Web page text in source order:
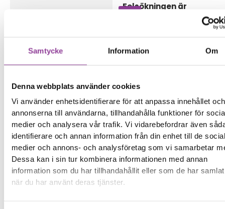
Samtycke Information Om
Denna webbplats använder cookies
Vi använder enhetsidentifierare för att anpassa innehållet och
annonserna till användarna, tillhandahålla funktioner för
medier och analysera vår trafik. Vi vidarebefordrar även
identifierare och annan information från din enhet till de
medier och annons- och analysföretag som vi samarbetar
Dessa kan i sin tur kombinera informationen med annan
information som du har tillhandahållit eller som de har
när du har använt deras tjänster.
Felsökningen är
reparation på enheten
Boka tid
Fler reparationer för samma
modell
Rengöring299,00 kr
Byte av ström & volym499,00kr
Byte av nedre högtalare